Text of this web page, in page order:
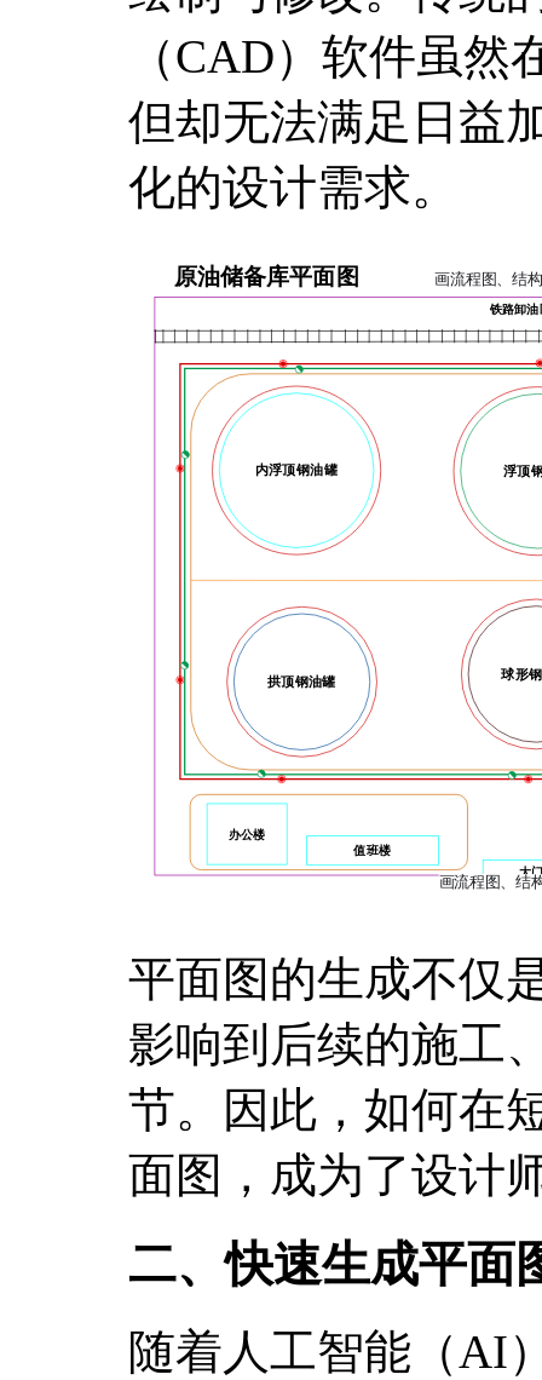
（CAD）软件虽
但却无法满足日益
化的设计需求。
平面图的生成不仅
影响到后续的施工
节。因此，如何在
面图，成为了设计
二、快速生成平面
随着人工智能（AI